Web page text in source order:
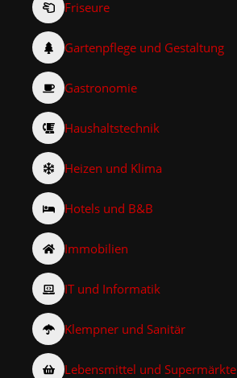
Friseure
Gartenpflege und Gestaltung
Gastronomie
Haushaltstechnik
Heizen und Klima
Hotels und B&B
Immobilien
IT und Informatik
Klempner und Sanitär
Lebensmittel und Supermärkte